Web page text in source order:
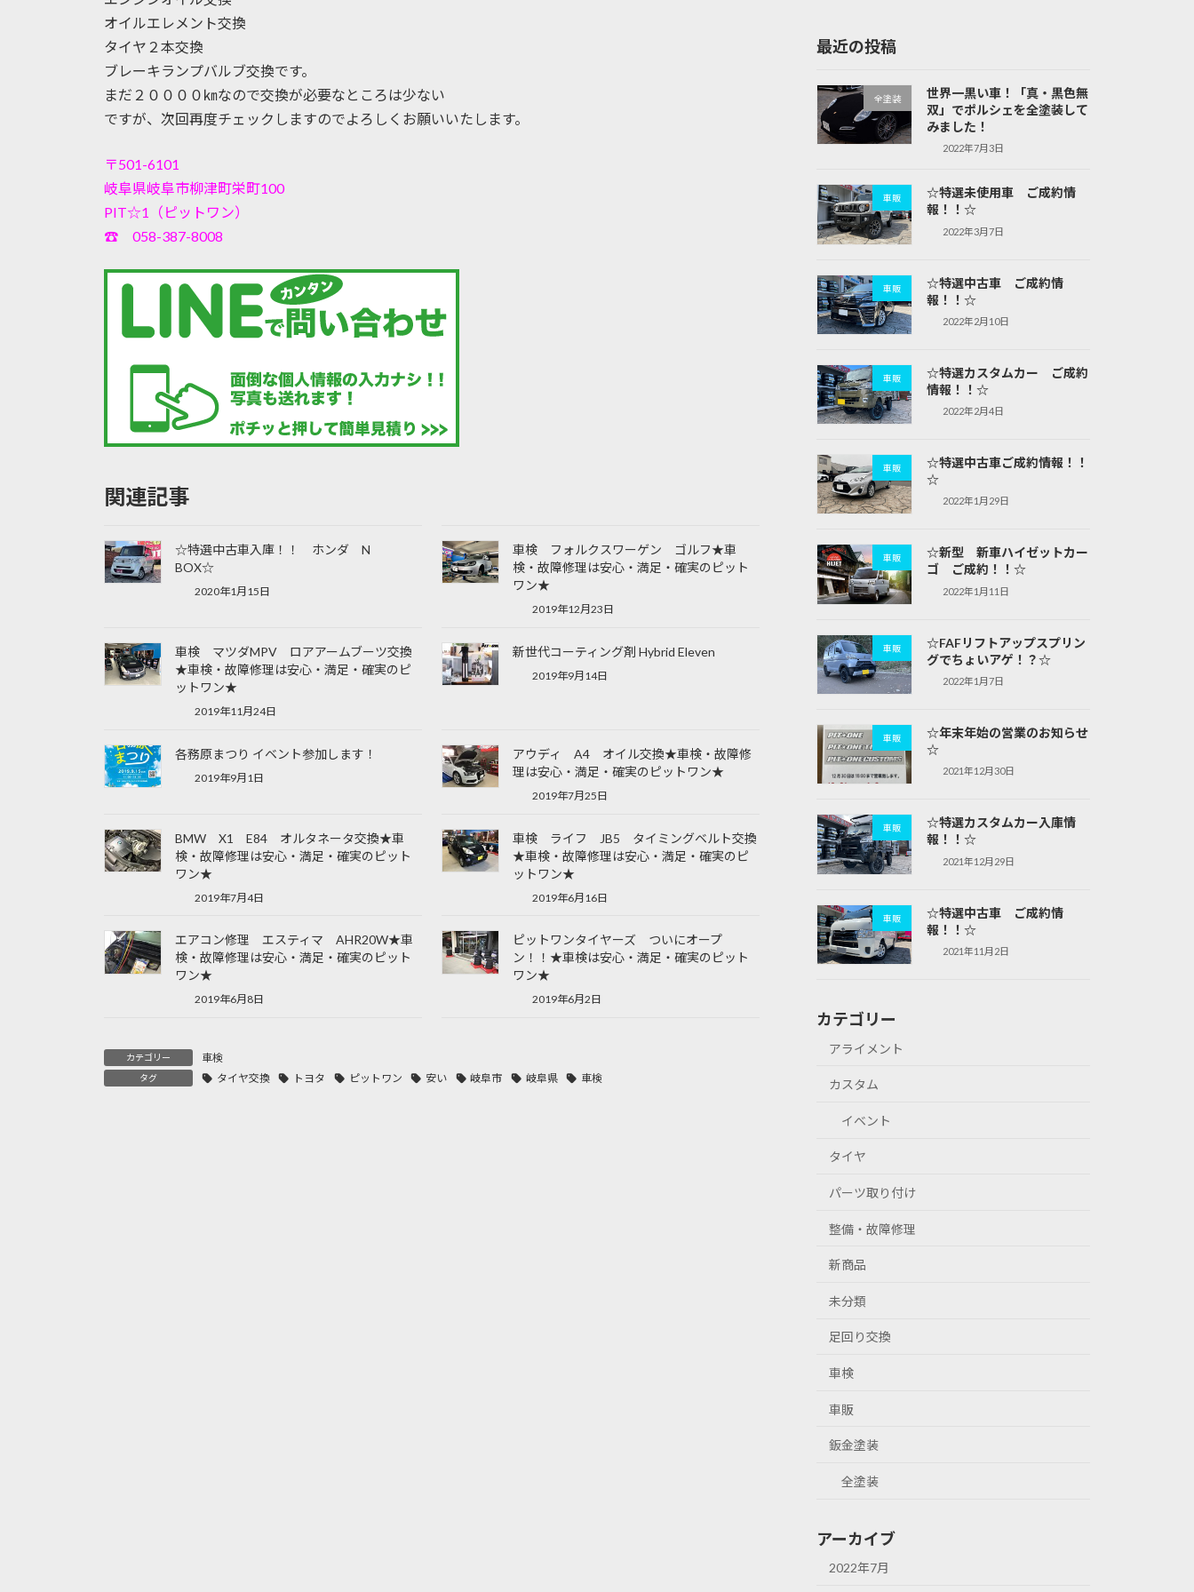
オイルエレメント交換
タイヤ２本交換
ブレーキランプバルブ交換です。
まだ２００００㎞なので交換が必要なところは少ない
ですが、次回再度チェックしますのでよろしくお願いいたします。
〒501-6101
岐阜県岐阜市柳津町栄町100
PIT☆1（ピットワン）
☎ 058-387-8008
関連記事
☆特選中古車入庫！！ ホンダ N
BOX☆
2020年1月15日
車検 フォルクスワーゲン ゴルフ★車
検・故障修理は安心・満足・確実のピット
ワン★
2019年12月23日
車検 マツダMPV ロアアームブーツ交換
★車検・故障修理は安心・満足・確実のピ
ットワン★
2019年11月24日
新世代コーティング剤 Hybrid Eleven
2019年9月14日
各務原まつり イベント参加します！
2019年9月1日
アウディ A4 オイル交換★車検・故障修
理は安心・満足・確実のピットワン★
2019年7月25日
BMW X1 E84 オルタネータ交換★車
検・故障修理は安心・満足・確実のピット
ワン★
2019年7月4日
車検 ライフ JB5 タイミングベルト交換
★車検・故障修理は安心・満足・確実のピ
ットワン★
2019年6月16日
エアコン修理 エスティマ AHR20W★車
検・故障修理は安心・満足・確実のピット
ワン★
2019年6月8日
ピットワンタイヤーズ ついにオープ
ン！！★車検は安心・満足・確実のピット
ワン★
2019年6月2日
カテゴリー 車検
タグ タイヤ交換 トヨタ ピットワン 安い 岐阜市 岐阜県 車検
最近の投稿
全塗装
世界一黒い車！「真・黒色無
双」でポルシェを全塗装して
みました！
2022年7月3日
車販
☆特選未使用車 ご成約情
報！！☆
2022年3月7日
車販
☆特選中古車 ご成約情
報！！☆
2022年2月10日
車販
☆特選カスタムカー ご成約
情報！！☆
2022年2月4日
車販
☆特選中古車ご成約情報！！
☆
2022年1月29日
車販
☆新型 新車ハイゼットカー
ゴ ご成約！！☆
2022年1月11日
車販
☆FAFリフトアップスプリン
グでちょいアゲ！？☆
2022年1月7日
車販
☆年末年始の営業のお知らせ
☆
2021年12月30日
車販
☆特選カスタムカー入庫情
報！！☆
2021年12月29日
車販
☆特選中古車 ご成約情
報！！☆
2021年11月2日
カテゴリー
アライメント
カスタム
イベント
タイヤ
パーツ取り付け
整備・故障修理
新商品
未分類
足回り交換
車検
車販
鈑金塗装
全塗装
アーカイブ
2022年7月